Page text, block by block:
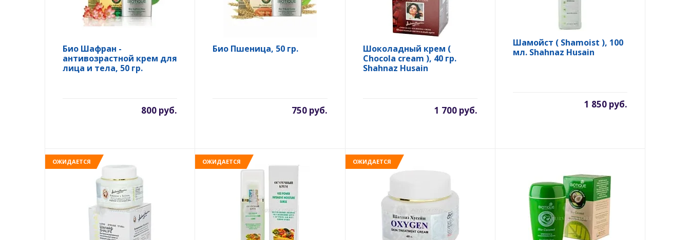
Био Шафран -
антивозрастной крем для
лица и тела, 50 гр.
800 руб.
Био Пшеница, 50 гр.
750 руб.
Шоколадный крем (
Chocola cream ), 40 гр.
Shahnaz Husain
1 700 руб.
Шамойст ( Shamoist ), 100
мл. Shahnaz Husain
1 850 руб.
ОЖИДАЕТСЯ ОЖИДАЕТСЯ ОЖИДАЕТСЯ